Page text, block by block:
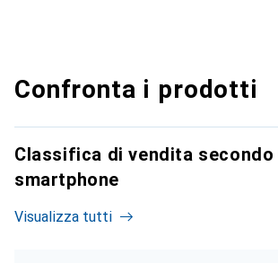
Confronta i prodotti
Classifica di vendita secondo
smartphone
Visualizza tutti